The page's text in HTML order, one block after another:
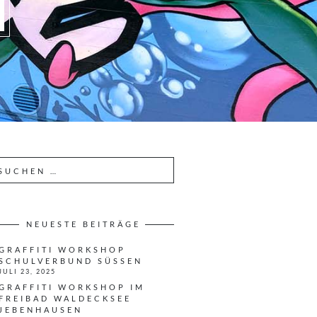
NEUESTE BEITRÄGE
WORKSHOP
SÜSSEN
JULI 23, 2025
WORKSHOP IM
FREIBAD WALDECKSEE
JEBENHAUSEN